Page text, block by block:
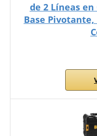
de 2 Líneas en
Base